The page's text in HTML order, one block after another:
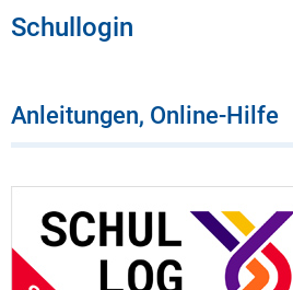
Schullogin
Anleitungen, Online-Hilfe